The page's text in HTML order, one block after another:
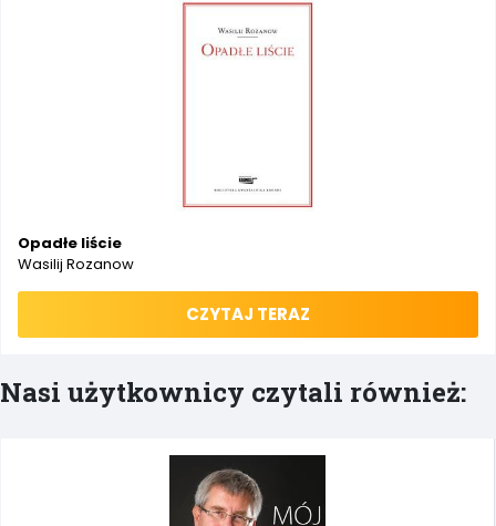
Opadłe liście
Wasilij Rozanow
CZYTAJ TERAZ
Nasi użytkownicy czytali również: